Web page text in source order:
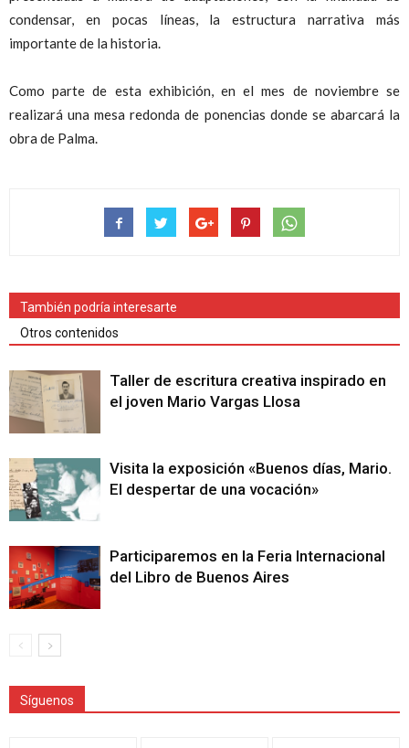
condensar, en pocas líneas, la estructura narrativa más
importante de la historia.
Como parte de esta exhibición, en el mes de noviembre se
realizará una mesa redonda de ponencias donde se abarcará la
obra de Palma.
También podría interesarte
Otros contenidos
Taller de escritura creativa inspirado en
el joven Mario Vargas Llosa
Visita la exposición «Buenos días, Mario.
El despertar de una vocación»
Participaremos en la Feria Internacional
del Libro de Buenos Aires
Síguenos